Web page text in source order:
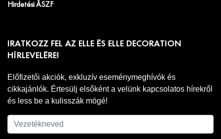
Hirdetési ÁSZF
IRATKOZZ FEL AZ ELLE ÉS ELLE DECORATION
HÍRLEVELÉRE!
Előfizetői akciók, exkluzív eseménymeghívók és
cikkajánlók. Értesülj elsőként a velünk kapcsolatos hírekről
és less be a kulisszák mögé!